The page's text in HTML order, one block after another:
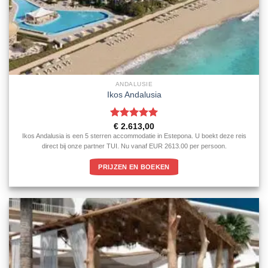
ANDALUSIE
Ikos Andalusia
Gewaardeerd
5uit 5
€ 2.613,00
Ikos Andalusia is een 5 sterren accommodatie in Estepona. U boekt deze reis
direct bij onze partner TUI. Nu vanaf EUR 2613.00 per persoon.
PRIJZEN EN BOEKEN